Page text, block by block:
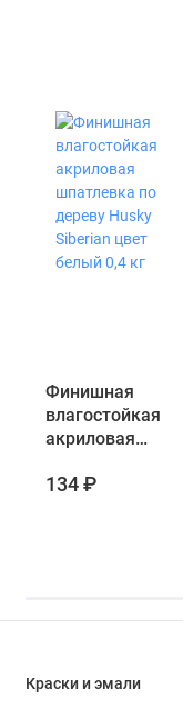
Финишная
влагостойкая
акриловая
дереву Husky
134 ₽
Краски и эмали